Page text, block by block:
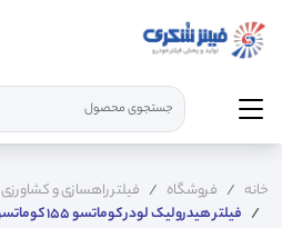
خانه فروشگاه فیلتر راهسازی و کشاورزی
فیلتر هیدرولیک لودر کوماتسو 155 کوماتسو 0706301100